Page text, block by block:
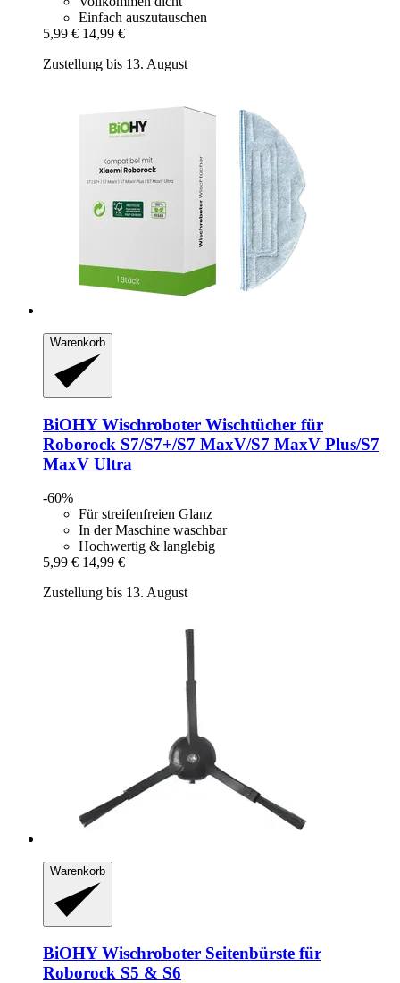
Einfach auszutauschen
5,99 € 14,99 €
Zustellung bis 13. August
Warenkorb
BiOHYWischroboter Wischtücher für
Roborock S7/S7+/S7 MaxV/S7 MaxV Plus/S7
MaxV Ultra
-60%
Für streifenfreien Glanz
In der Maschine waschbar
Hochwertig & langlebig
5,99 € 14,99 €
Zustellung bis 13. August
Warenkorb
BiOHYWischroboter Seitenbürste für
Roborock S5 & S6